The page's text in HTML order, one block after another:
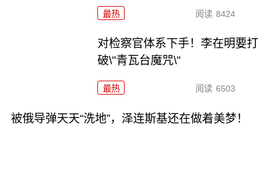
最热 阅读 8424
对检察官体系下手！李在明要打
破\"青瓦台魔咒\"
最热 阅读 6503
被俄导弹天天“洗地”，泽连斯基还在做着美梦！